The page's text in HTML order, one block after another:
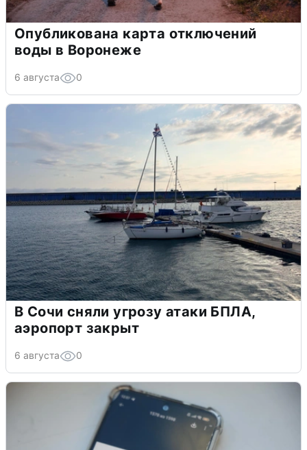
Опубликована карта отключений
воды в Воронеже
6 августа 0
В Сочи сняли угрозу атаки БПЛА,
аэропорт закрыт
6 августа 0